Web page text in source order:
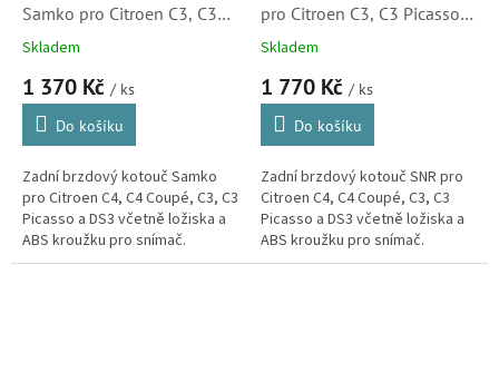
Samko pro Citroen C3, C3
Picasso, C4 a DS3
424932)
Skladem
1 370 Kč / ks
Do košíku
Zadní brzdový kotouč Samko
pro Citroen C4, C4 Coupé, C3, C3
Picasso a DS3 včetně ložiska a
ABS kroužku pro snímač.
(Peugeot 207, 208, 2008, 307)
pro Citroen C3, C3 Picasso,
C4, DS3 (424919,
Skladem
1 770 Kč / ks
Do košíku
Zadní brzdový kotouč SNR pro
Citroen C4, C4 Coupé, C3, C3
Picasso a DS3 včetně ložiska a
ABS kroužku pro snímač.
(Peugeot 207, 208, 2008, 307)